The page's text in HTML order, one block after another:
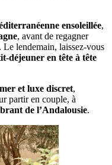
ensoleillée,
, avant de regagner
lendemain, laissez-vous
déjeuner en tête à tête
et luxe discret,
partir en couple, à
de l’Andalousie.